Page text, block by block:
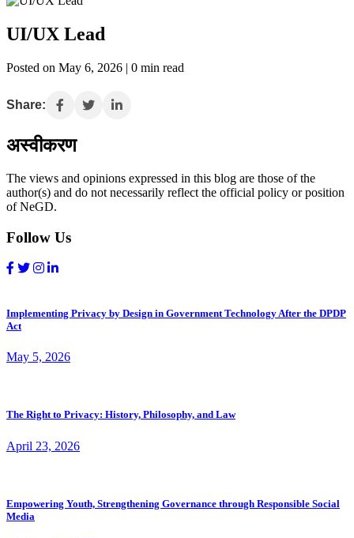
UI/UX Lead
Posted on May 6, 2026 | 0 min read
Share:
अस्वीकरण
The views and opinions expressed in this blog are those of the
author(s) and do not necessarily reflect the official policy or position
of NeGD.
Follow Us
Implementing Privacy by Design in Government Technology After the DPDP
Act
May 5, 2026
The Right to Privacy: History, Philosophy, and Law
April 23, 2026
Empowering Youth, Strengthening Governance through Responsible Social
Media